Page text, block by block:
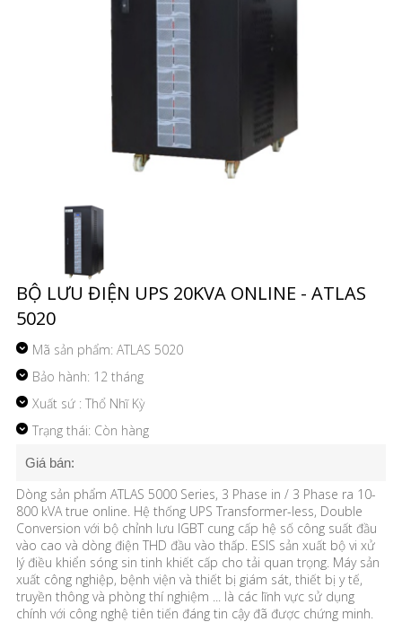
BỘ LƯU ĐIỆN UPS 20KVA ONLINE - ATLAS
5020
Mã sản phẩm: ATLAS 5020
Bảo hành: 12 tháng
Xuất sứ : Thổ Nhĩ Kỳ
Trạng thái: Còn hàng
Giá bán:
Dòng sản phẩm ATLAS 5000 Series, 3 Phase in / 3 Phase ra 10-
800 kVA true online. Hệ thống UPS Transformer-less, Double
Conversion với bộ chỉnh lưu IGBT cung cấp hệ số công suất đầu
vào cao và dòng điện THD đầu vào thấp. ESIS sản xuất bộ vi xử
lý điều khiển sóng sin tinh khiết cấp cho tải quan trọng. Máy sản
xuất công nghiệp, bệnh viện và thiết bị giám sát, thiết bị y tế,
truyền thông và phòng thí nghiệm ... là các lĩnh vực sử dụng
chính với công nghệ tiên tiến đáng tin cậy đã được chứng minh.